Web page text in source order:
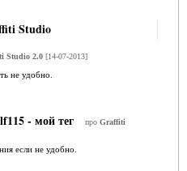
Studio
Studio 2.0[14-07-2013]
не удобно.
- мой тег про Graffiti
если не удобно.